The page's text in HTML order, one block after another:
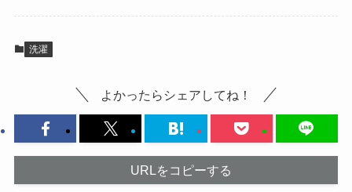
洗濯
よかったらシェアしてね！
URLをコピーする